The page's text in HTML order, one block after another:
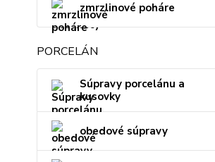
zmrzlinové poháre
PORCELÁN
Súpravy porcelánu a
kusovky
obedové súpravy